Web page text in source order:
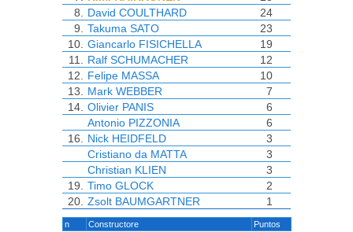
8.
David COULTHARD
24
9.
Takuma SATO
23
10. Giancarlo FISICHELLA
19
11.
Ralf SCHUMACHER
12
12.
Felipe MASSA
10
13.
Mark WEBBER
7
14. Olivier PANIS
6
Antonio PIZZONIA
6
16.
Nick HEIDFELD
3
Cristiano da MATTA
3
Christian KLIEN
3
19.
Timo GLOCK
2
20. Zsolt BAUMGARTNER 1
n Constructore Puntos